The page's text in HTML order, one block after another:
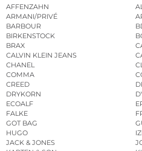
AFFENZAHN
ARMANI/PRIVÉ
BARBOUR
BIRKENSTOCK
BRAX
CALVIN KLEIN JEANS
CHANEL
COMMA
CREED
DRYKORN
ECOALF
FALKE
GOT BAG
HUGO
JACK & JONES